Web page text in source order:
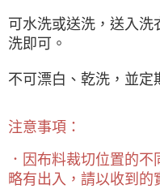
可水洗或送洗，送入洗
洗即可。
不可漂白、乾洗，並定
注意事項：
．因布料裁切位置的
略有出入，請以收到的